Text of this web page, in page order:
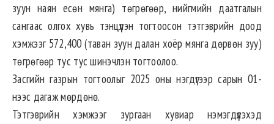
зуун наян есөн мянга) төгрөгөөр, нийгмийн даатгалын
сангаас олгох хувь тэнцүүлэн тогтоосон тэтгэврийн доод
хэмжээг 572,400 (таван зуун далан хоёр мянга дөрвөн зуу)
төгрөгөөр тус тус шинэчлэн тогтоолоо.
Засгийн газрын тогтоолыг 2025 оны нэгдүгээр сарын 01-
нээс дагаж мөрдөнө.
Тэтгэврийн хэмжээг зургаан хувиар нэмэгдүүлэхэд